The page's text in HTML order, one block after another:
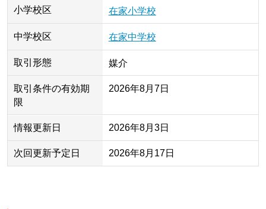
小学校区 在家小学校
中学校区 在家中学校
取引形態 媒介
取引条件の有効期
限
2026年8月7日
情報更新日 2026年8月3日
次回更新予定日 2026年8月17日